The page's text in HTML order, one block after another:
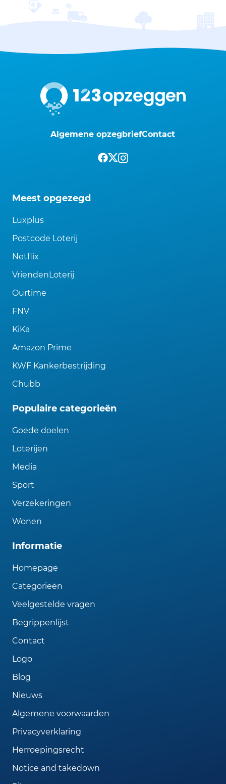
Algemene opzegbriefContact
Meest opgezegd
Luxplus
Postcode Loterij
Netflix
VriendenLoterij
Ourtime
FNV
KiKa
Amazon Prime
KWF Kankerbestrijding
Chubb
Populaire categorieën
Goede doelen
Loterijen
Media
Sport
Verzekeringen
Wonen
Informatie
Homepage
Categorieën
Veelgestelde vragen
Begrippenlijst
Contact
Logo
Blog
Nieuws
Algemene voorwaarden
Privacyverklaring
Herroepingsrecht
Notice and takedown